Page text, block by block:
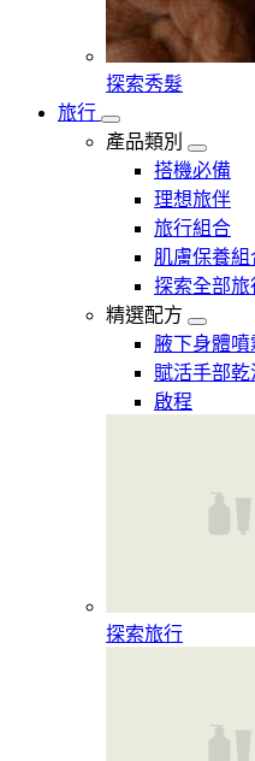
探索秀髮
旅行
產品類別
搭機必備
理想旅伴
旅行組合
肌膚保養組
探索全部旅
精選配方
腋下身體噴
賦活手部
啟程
探索旅行